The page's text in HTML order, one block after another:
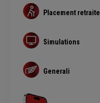
Placement retraite
Epargner pour la retraite
Pension de reversion et
Paiement de la maison de
Simulations
Devis assurance habitation
Devis assurance auto
Generali
Epargne retraite